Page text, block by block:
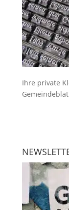
Ihre private